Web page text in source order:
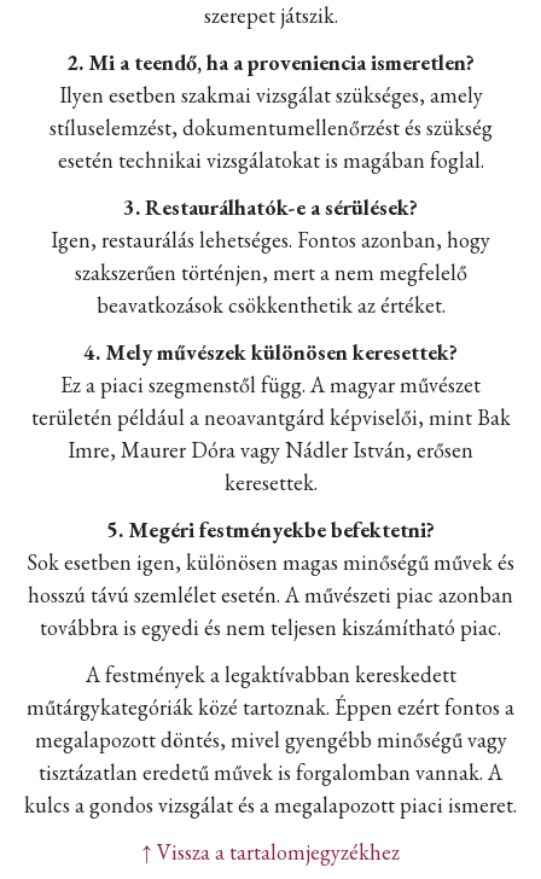
szerepet játszik.
2. Mi a teendő, ha a proveniencia ismeretlen?
Ilyen esetben szakmai vizsgálat szükséges, amely
stíluselemzést, dokumentumellenőrzést és szükség
esetén technikai vizsgálatokat is magában foglal.
3. Restaurálhatók-e a sérülések?
Igen, restaurálás lehetséges. Fontos azonban, hogy
szakszerűen történjen, mert a nem megfelelő
beavatkozások csökkenthetik az értéket.
4. Mely művészek különösen keresettek?
Ez a piaci szegmenstől függ. A magyar művészet
területén például a neoavantgárd képviselői, mint Bak
Imre, Maurer Dóra vagy Nádler István, erősen
keresettek.
5. Megéri festményekbe befektetni?
Sok esetben igen, különösen magas minőségű művek és
hosszú távú szemlélet esetén. A művészeti piac azonban
továbbra is egyedi és nem teljesen kiszámítható piac.
A festmények a legaktívabban kereskedett
műtárgykategóriák közé tartoznak. Éppen ezért fontos a
megalapozott döntés, mivel gyengébb minőségű vagy
tisztázatlan eredetű művek is forgalomban vannak. A
kulcs a gondos vizsgálat és a megalapozott piaci ismeret.
↑ Vissza a tartalomjegyzékhez